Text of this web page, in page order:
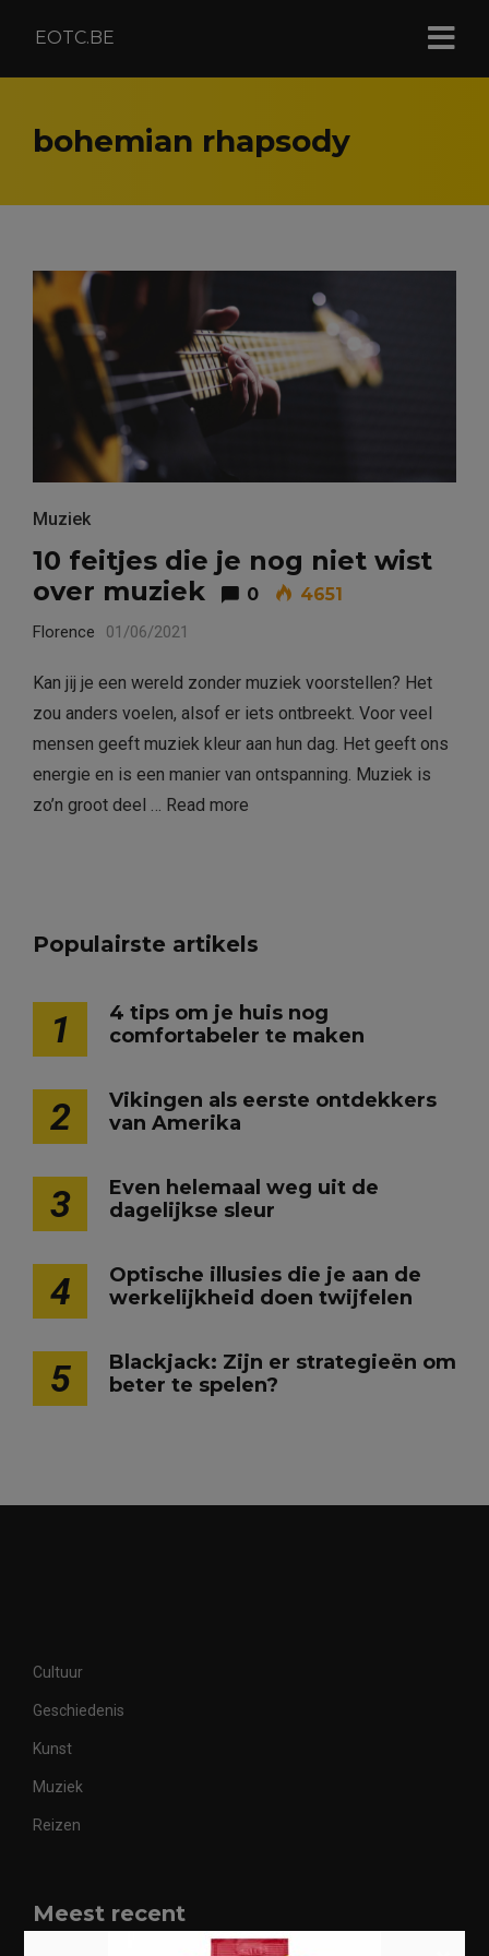
EOTC.BE
bohemian rhapsody
Muziek
10 feitjes die je nog niet wist
over muziek
0 4651
Florence 01/06/2021
Kan jij je een wereld zonder muziek voorstellen? Het
zou anders voelen, alsof er iets ontbreekt. Voor veel
mensen geeft muziek kleur aan hun dag. Het geeft ons
energie en is een manier van ontspanning. Muziek is
zo’n groot deel … Read more
Populairste artikels
1
4 tips om je huis nog
comfortabeler te maken
2
Vikingen als eerste ontdekkers
van Amerika
3
Even helemaal weg uit de
dagelijkse sleur
4
Optische illusies die je aan de
werkelijkheid doen twijfelen
5
Blackjack: Zijn er strategieën om
beter te spelen?
Cultuur
Geschiedenis
Kunst
Muziek
Reizen
Meest recent